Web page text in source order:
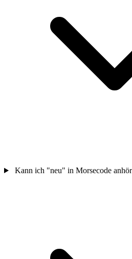
Kann ich "neu" in Morsecode